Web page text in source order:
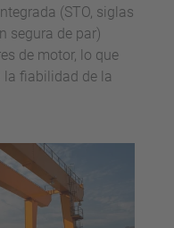
(STO, siglas
segura de par)
de motor, lo que
la fiabilidad de la